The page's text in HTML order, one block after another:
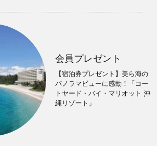
会員プレゼント
【宿泊券プレゼント】美ら海の
パノラマビューに感動！「コー
トヤード・バイ・マリオット 沖
縄リゾート」